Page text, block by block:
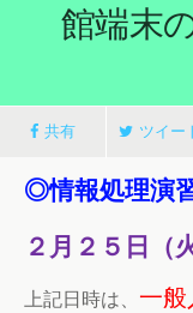
館端末
共有 ツイー
◎情報処理演
２月２５日（
上記日時は、 一